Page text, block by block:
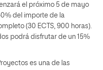
el próximo 5 de mayo
del importe de la
(30 ECTS, 900 horas).
podrá disfrutar de un 15%
es una de las